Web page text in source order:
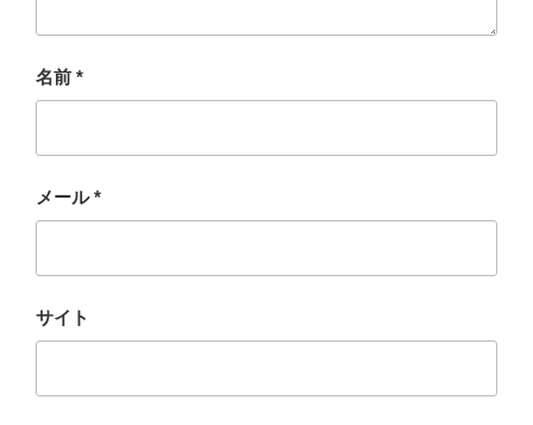
名前 *
メール*
サイト